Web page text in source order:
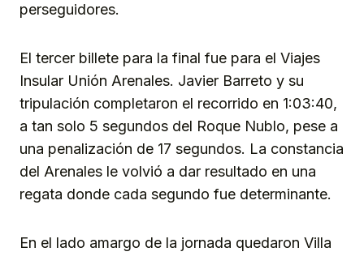
perseguidores.
El tercer billete para la final fue para el Viajes
Insular Unión Arenales. Javier Barreto y su
tripulación completaron el recorrido en 1:03:40,
a tan solo 5 segundos del Roque Nublo, pese a
una penalización de 17 segundos. La constancia
del Arenales le volvió a dar resultado en una
regata donde cada segundo fue determinante.
En el lado amargo de la jornada quedaron Villa